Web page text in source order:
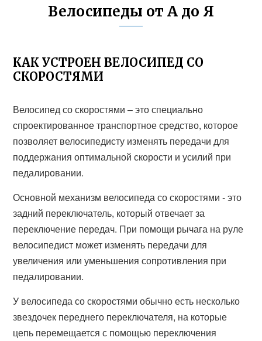
Велосипеды от А до Я
КАК УСТРОЕН ВЕЛОСИПЕД СО
СКОРОСТЯМИ
Велосипед со скоростями – это специально
спроектированное транспортное средство, которое
позволяет велосипедисту изменять передачи для
поддержания оптимальной скорости и усилий при
педалировании.
Основной механизм велосипеда со скоростями - это
задний переключатель, который отвечает за
переключение передач. При помощи рычага на руле
велосипедист может изменять передачи для
увеличения или уменьшения сопротивления при
педалировании.
У велосипеда со скоростями обычно есть несколько
звездочек переднего переключателя, на которые
цепь перемещается с помощью переключения